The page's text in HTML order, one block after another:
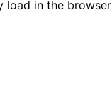
load in the browser